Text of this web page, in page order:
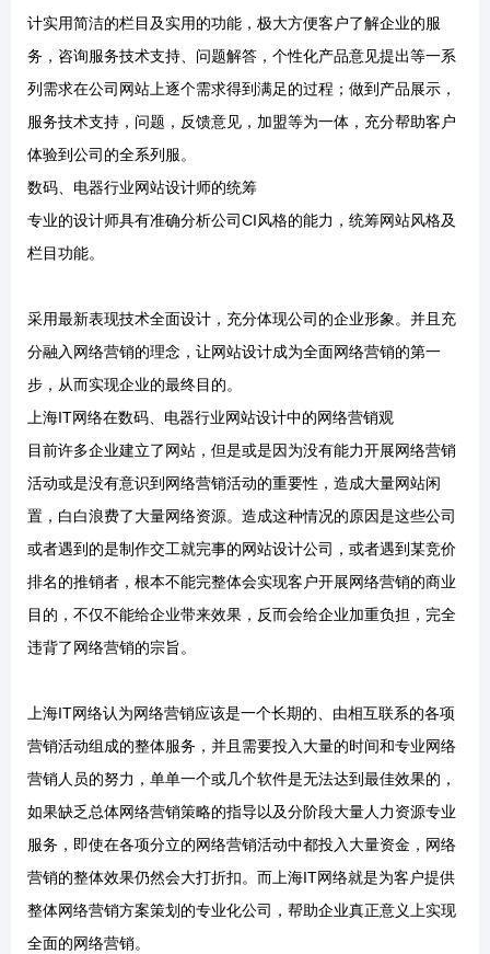
计实用简洁的栏目及实用的功能，极大方便客户了解企业的服
务，咨询服务技术支持、问题解答，个性化产品意见提出等一系
列需求在公司网站上逐个需求得到满足的过程；做到产品展示，
服务技术支持，问题，反馈意见，加盟等为一体，充分帮助客户
体验到公司的全系列服。
数码、电器行业网站设计师的统筹
专业的设计师具有准确分析公司CI风格的能力，统筹网站风格及
栏目功能。
采用最新表现技术全面设计，充分体现公司的企业形象。并且充
分融入网络营销的理念，让网站设计成为全面网络营销的第一
步，从而实现企业的最终目的。
上海IT网络在数码、电器行业网站设计中的网络营销观
目前许多企业建立了网站，但是或是因为没有能力开展网络营销
活动或是没有意识到网络营销活动的重要性，造成大量网站闲
置，白白浪费了大量网络资源。造成这种情况的原因是这些公司
或者遇到的是制作交工就完事的网站设计公司，或者遇到某竞价
排名的推销者，根本不能完整体会实现客户开展网络营销的商业
目的，不仅不能给企业带来效果，反而会给企业加重负担，完全
违背了网络营销的宗旨。
上海IT网络认为网络营销应该是一个长期的、由相互联系的各项
营销活动组成的整体服务，并且需要投入大量的时间和专业网络
营销人员的努力，单单一个或几个软件是无法达到最佳效果的，
如果缺乏总体网络营销策略的指导以及分阶段大量人力资源专业
服务，即使在各项分立的网络营销活动中都投入大量资金，网络
营销的整体效果仍然会大打折扣。而上海IT网络就是为客户提供
整体网络营销方案策划的专业化公司，帮助企业真正意义上实现
全面的网络营销。